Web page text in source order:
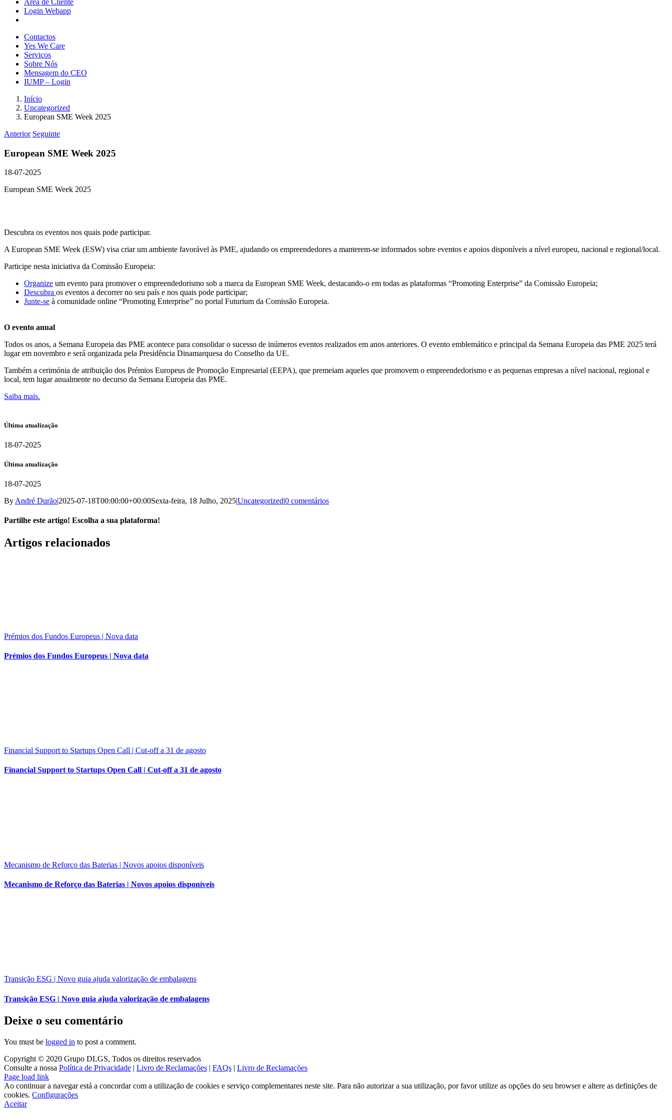
Área de Cliente
Login Webapp
Contactos
Yes We Care
Serviços
Sobre Nós
Mensagem do CEO
IUMP – Login
Início
Uncategorized
European SME Week 2025
Anterior Seguinte
European SME Week 2025
18-07-2025
European SME Week 2025
Descubra os eventos nos quais pode participar.
A European SME Week (ESW) visa criar um ambiente favorável às PME, ajudando os empreendedores a manterem-se informados sobre eventos e apoios disponíveis a nível europeu, nacional e regional/local.
Participe nesta iniciativa da Comissão Europeia:
Organize um evento para promover o empreendedorismo sob a marca da European SME Week, destacando-o em todas as plataformas “Promoting Enterprise” da Comissão Europeia;
Descubra os eventos a decorrer no seu país e nos quais pode participar;
Junte-se à comunidade online “Promoting Enterprise” no portal Futurium da Comissão Europeia.
O evento anual
Todos os anos, a Semana Europeia das PME acontece para consolidar o sucesso de inúmeros eventos realizados em anos anteriores. O evento emblemático e principal da Semana Europeia das PME 2025 terá
lugar em novembro e será organizada pela Presidência Dinamarquesa do Conselho da UE.
Também a cerimónia de atribuição dos Prémios Europeus de Promoção Empresarial (EEPA), que premeiam aqueles que promovem o empreendedorismo e as pequenas empresas a nível nacional, regional e
local, tem lugar anualmente no decurso da Semana Europeia das PME.
Saiba mais.
Última atualização
18-07-2025
Última atualização
18-07-2025
By André Durão|2025-07-18T00:00:00+00:00Sexta-feira, 18 Julho, 2025|Uncategorized|0 comentários
Partilhe este artigo! Escolha a sua plataforma!
Facebook
X
Reddit
LinkedIn
WhatsApp
Tumblr
Pinterest
Vk
Email
(necessário
Artigos relacionados
Prémios dos Fundos Europeus | Nova data
Prémios dos Fundos Europeus | Nova data
Financial Support to Startups Open Call | Cut-off a 31 de agosto
Financial Support to Startups Open Call | Cut-off a 31 de agosto
Mecanismo de Reforço das Baterias | Novos apoios disponíveis
Mecanismo de Reforço das Baterias | Novos apoios disponíveis
Transição ESG | Novo guia ajuda valorização de embalagens
Transição ESG | Novo guia ajuda valorização de embalagens
Deixe o seu comentário
You must be logged in to post a comment.
Copyright © 2020 Grupo DLGS, Todos os direitos reservados
Consulte a nossa Política de Privacidade | Livro de Reclamações | FAQs | Livro de Reclamações
Facebook
LinkedIn
Page load link
Ao continuar a navegar está a concordar com a utilização de cookies e serviço complementares neste site. Para não autorizar a sua utilização, por favor utilize as opções do seu browser e altere as definições de
cookies. Configurações
Aceitar